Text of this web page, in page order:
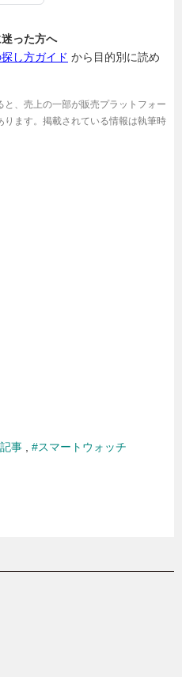
った方へ
し方ガイド から目的別に読め
、売上の一部が販売プラットフォー
ます。掲載されている情報は執筆時
事 #スマートウォッチ